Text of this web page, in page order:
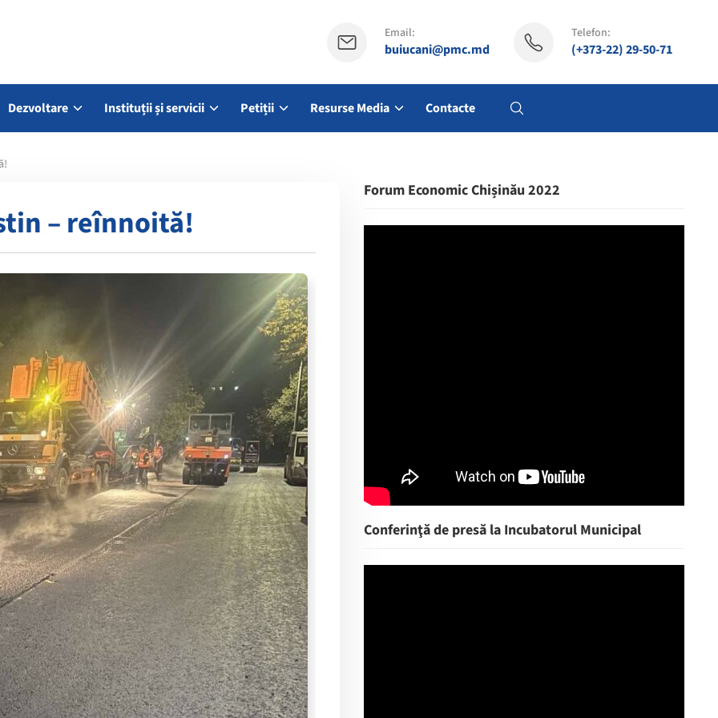
Email:
buiucani@pmc.md
Telefon:
(+373-22) 29-50-71
Dezvoltare Instituții și servicii Petiții Resurse Media Contacte
– reînnoită!
Forum Economic Chișinău 2022
Conferinţă de presă la Incubatorul Municipal